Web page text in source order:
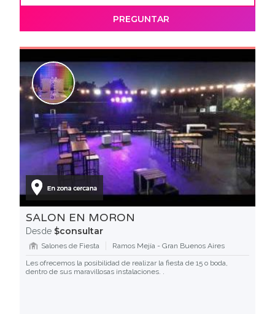
PREGUNTAR
SALON EN MORON
Desde $consultar
Salones de Fiesta
Ramos Mejía - Gran Buenos Aires
Les ofrecemos la posibilidad de realizar la fiesta de 15 o boda,
dentro de sus maravillosas instalaciones. .